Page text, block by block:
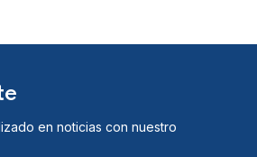
en noticias con nuestro